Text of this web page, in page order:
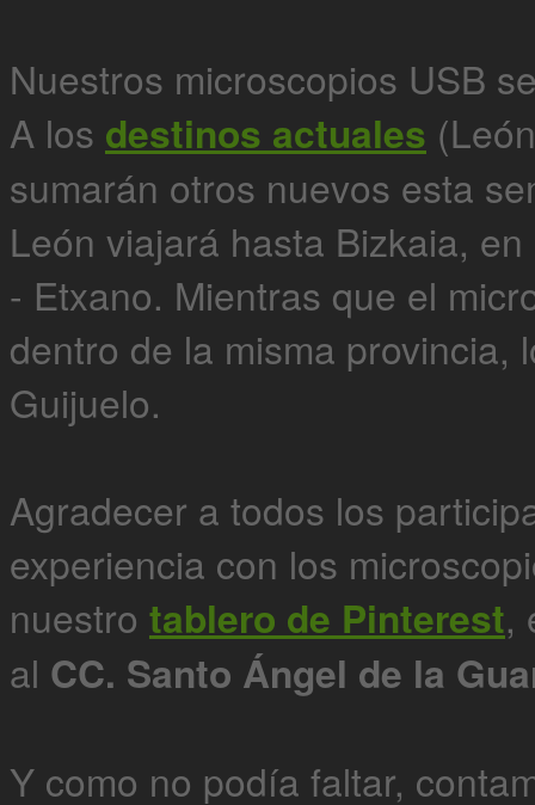
Nuestros microscopios USB
A los destinos actuales
sumarán otros nuevos esta
León viajará hasta Bizkaia,
- Etxano. Mientras que el
dentro de la misma provincia,
Guijuelo.
Agradecer a todos los
experiencia con los
nuestro tablero de Pinterest,
al CC. Santo Ángel de la
Y como no podía faltar,